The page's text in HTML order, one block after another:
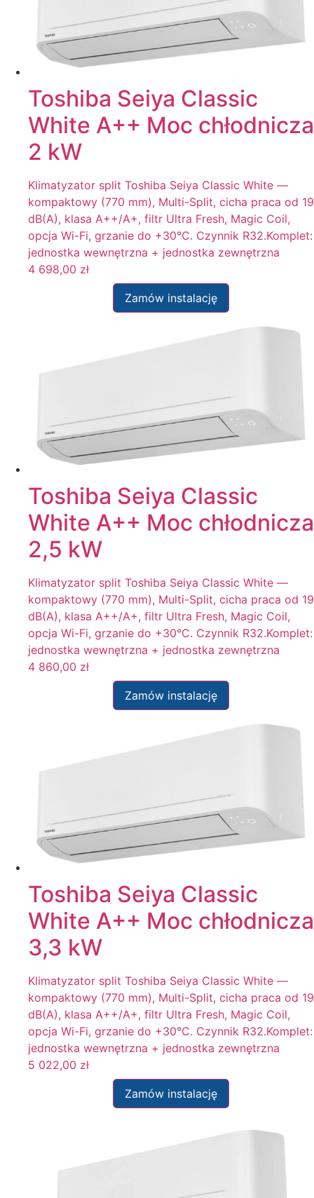
Toshiba Seiya Classic
White A++ Moc chłodnicza
2 kW
Klimatyzator split Toshiba Seiya Classic White —
kompaktowy (770 mm), Multi-Split, cicha praca od 19
dB(A), klasa A++/A+, filtr Ultra Fresh, Magic Coil,
opcja Wi-Fi, grzanie do +30°C. Czynnik R32.Komplet:
jednostka wewnętrzna + jednostka zewnętrzna
4 698,00 zł
Zamów instalację
Toshiba Seiya Classic
White A++ Moc chłodnicza
2,5 kW
Klimatyzator split Toshiba Seiya Classic White —
kompaktowy (770 mm), Multi-Split, cicha praca od 19
dB(A), klasa A++/A+, filtr Ultra Fresh, Magic Coil,
opcja Wi-Fi, grzanie do +30°C. Czynnik R32.Komplet:
jednostka wewnętrzna + jednostka zewnętrzna
4 860,00 zł
Zamów instalację
Toshiba Seiya Classic
White A++ Moc chłodnicza
3,3 kW
Klimatyzator split Toshiba Seiya Classic White —
kompaktowy (770 mm), Multi-Split, cicha praca od 19
dB(A), klasa A++/A+, filtr Ultra Fresh, Magic Coil,
opcja Wi-Fi, grzanie do +30°C. Czynnik R32.Komplet:
jednostka wewnętrzna + jednostka zewnętrzna
5 022,00 zł
Zamów instalację